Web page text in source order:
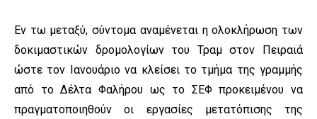
Εν τω μεταξύ, σύντομα αναμένεται η ολοκλήρωση των
δοκιμαστικών δρομολογίων του Τραμ στον Πειραιά
ώστε τον Ιανουάριο να κλείσει το τμήμα της γραμμής
από το Δέλτα Φαλήρου ως το ΣΕΦ προκειμένου να
πραγματοποιηθούν οι εργασίες μετατόπισης της